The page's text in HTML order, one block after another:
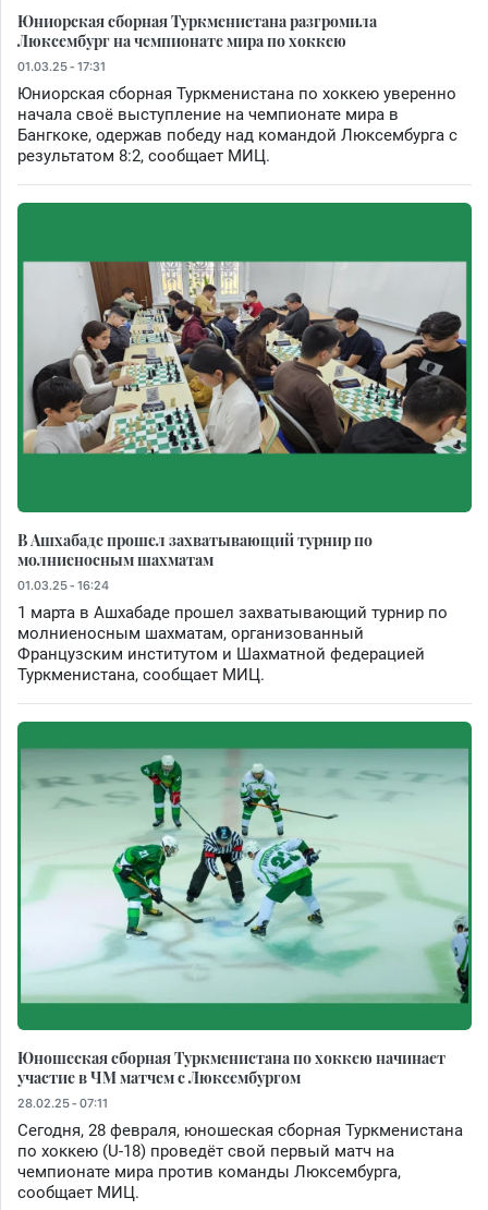
Юниорская сборная Туркменистана разгромила
Люксембург на чемпионате мира по хоккею
01.03.25 - 17:31
Юниорская сборная Туркменистана по хоккею уверенно
начала своё выступление на чемпионате мира в
Бангкоке, одержав победу над командой Люксембурга с
результатом 8:2, сообщает МИЦ.
В Ашхабаде прошел захватывающий турнир по
молниеносным шахматам
01.03.25 - 16:24
1 марта в Ашхабаде прошел захватывающий турнир по
молниеносным шахматам, организованный
Французским институтом и Шахматной федерацией
Туркменистана, сообщает МИЦ.
Юношеская сборная Туркменистана по хоккею начинает
участие в ЧМ матчем с Люксембургом
28.02.25 - 07:11
Сегодня, 28 февраля, юношеская сборная Туркменистана
по хоккею (U-18) проведёт свой первый матч на
чемпионате мира против команды Люксембурга,
сообщает МИЦ.